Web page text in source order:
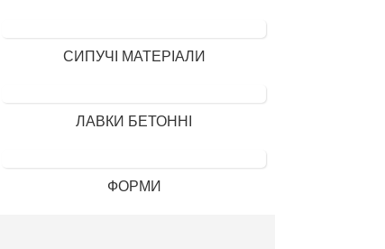
СИПУЧІ МАТЕРІАЛИ
ЛАВКИ БЕТОННІ
ФОРМИ